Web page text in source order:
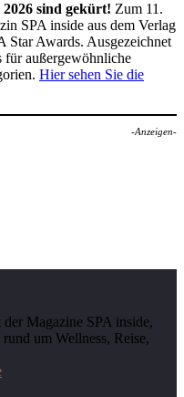
2026 sind gekürt! Zum 11.
SPA inside aus dem Verlag
Star Awards. Ausgezeichnet
für außergewöhnliche
Hier sehen Sie die
-Anzeigen-
Magazine SPA inside,
um Wellness, Reise,